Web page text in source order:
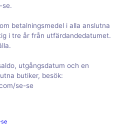
se.
betalningsmedel i alla anslutna
i tre år från utfärdandedatumet.
utgångsdatum och en
butiker, besök:
se-se